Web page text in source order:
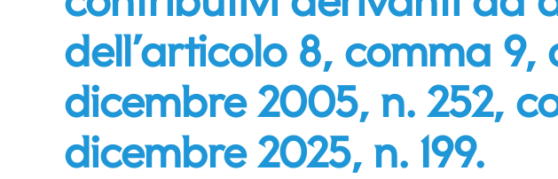
dell’articolo 8, comma
dicembre 2005, n. 252,
dicembre 2025, n. 199.